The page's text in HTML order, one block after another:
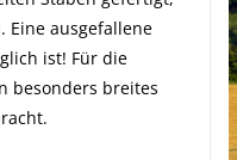
Eine ausgefallene
ist! Für die
besonders breites